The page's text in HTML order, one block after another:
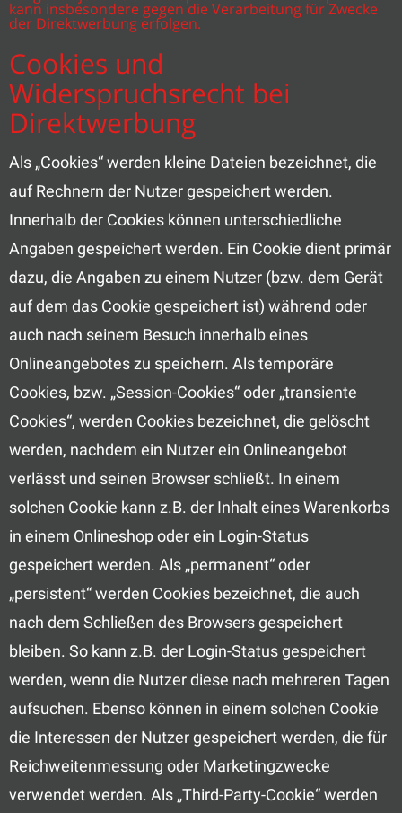
kann insbesondere gegen die Verarbeitung für Zwecke
der Direktwerbung erfolgen.
Cookies und
Widerspruchsrecht bei
Direktwerbung
Als „Cookies“ werden kleine Dateien bezeichnet, die
auf Rechnern der Nutzer gespeichert werden.
Innerhalb der Cookies können unterschiedliche
Angaben gespeichert werden. Ein Cookie dient primär
dazu, die Angaben zu einem Nutzer (bzw. dem Gerät
auf dem das Cookie gespeichert ist) während oder
auch nach seinem Besuch innerhalb eines
Onlineangebotes zu speichern. Als temporäre
Cookies, bzw. „Session-Cookies“ oder „transiente
Cookies“, werden Cookies bezeichnet, die gelöscht
werden, nachdem ein Nutzer ein Onlineangebot
verlässt und seinen Browser schließt. In einem
solchen Cookie kann z.B. der Inhalt eines Warenkorbs
in einem Onlineshop oder ein Login-Status
gespeichert werden. Als „permanent“ oder
„persistent“ werden Cookies bezeichnet, die auch
nach dem Schließen des Browsers gespeichert
bleiben. So kann z.B. der Login-Status gespeichert
werden, wenn die Nutzer diese nach mehreren Tagen
aufsuchen. Ebenso können in einem solchen Cookie
die Interessen der Nutzer gespeichert werden, die für
Reichweitenmessung oder Marketingzwecke
verwendet werden. Als „Third-Party-Cookie“ werden